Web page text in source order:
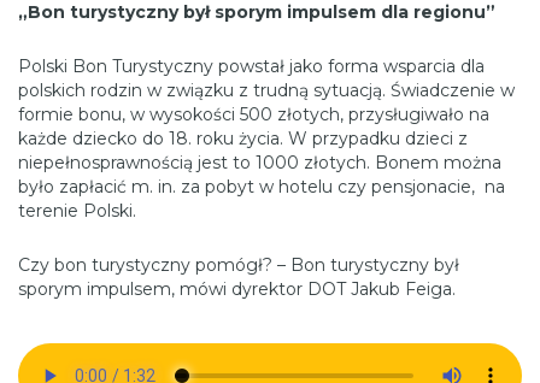
„Bon turystyczny był sporym impulsem dla regionu”
Polski Bon Turystyczny powstał jako forma wsparcia dla
polskich rodzin w związku z trudną sytuacją. Świadczenie w
formie bonu, w wysokości 500 złotych, przysługiwało na
każde dziecko do 18. roku życia. W przypadku dzieci z
niepełnosprawnością jest to 1000 złotych. Bonem można
było zapłacić m. in. za pobyt w hotelu czy pensjonacie, na
terenie Polski.
Czy bon turystyczny pomógł? – Bon turystyczny był
sporym impulsem, mówi dyrektor DOT Jakub Feiga.